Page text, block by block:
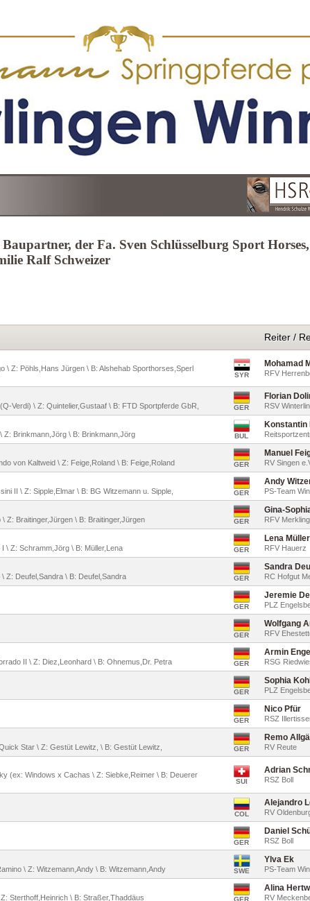
der Fa. Sven Schlüsselburg Sport Horses,
Ralf Schweizer
Reiter /
\ Z: Pöhls,Hans Jürgen \ B: Alshehab Sporthorses,Sperl
SYR
Mohamad
RFV
Verdi) \ Z: Quintelier,Gustaaf \ B: FTD Sportpferde GbR, GER
Florian
RSV
Z: Brinkmann,Jörg \ B: Brinkmann,Jörg BUL
Konstantin
von Kaltweid \ Z: Feige,Roland \ B: Feige,Roland GER
Manuel
RV Singen
II \ Z: Sipple,Elmar \ B: BG Witzemann u. Sipple, GER
Andy
PS-Team
Z: Braitinger,Jürgen \ B: Braitinger,Jürgen GER
Gina-
RFV
\ Z: Schramm,Jörg \ B: Müller,Lena GER
Lena Müller
RFV Hauerz
Z: Deufel,Sandra \ B: Deufel,Sandra GER
Sandra
RC Hofgut
GER
Jeremie
PLZ
GER
Wolfgang
RFV
II \ Z: Diez,Leonhard \ B: Ohnemus,Dr. Petra GER
Armin
RSG
GER
Sophia
PLZ
GER
Nico Pfür
RSZ
Star \ Z: Gestüt Lewitz, \ B: Gestüt Lewitz, GER
Remo
RV Reute
(ex: Windows x Cachas \ Z: Siebke,Reimer \ B: Deuerer
SUI
Adrian
RSZ Boll
COL
Alejandro
RV
GER
Daniel
RSZ Boll
\ Z: Witzemann,Andy \ B: Witzemann,Andy SWE
Ylva Ek
PS-Team
Sterthoff,Heinrich \ B: Straßer,Thaddäus GER
Alina
RV